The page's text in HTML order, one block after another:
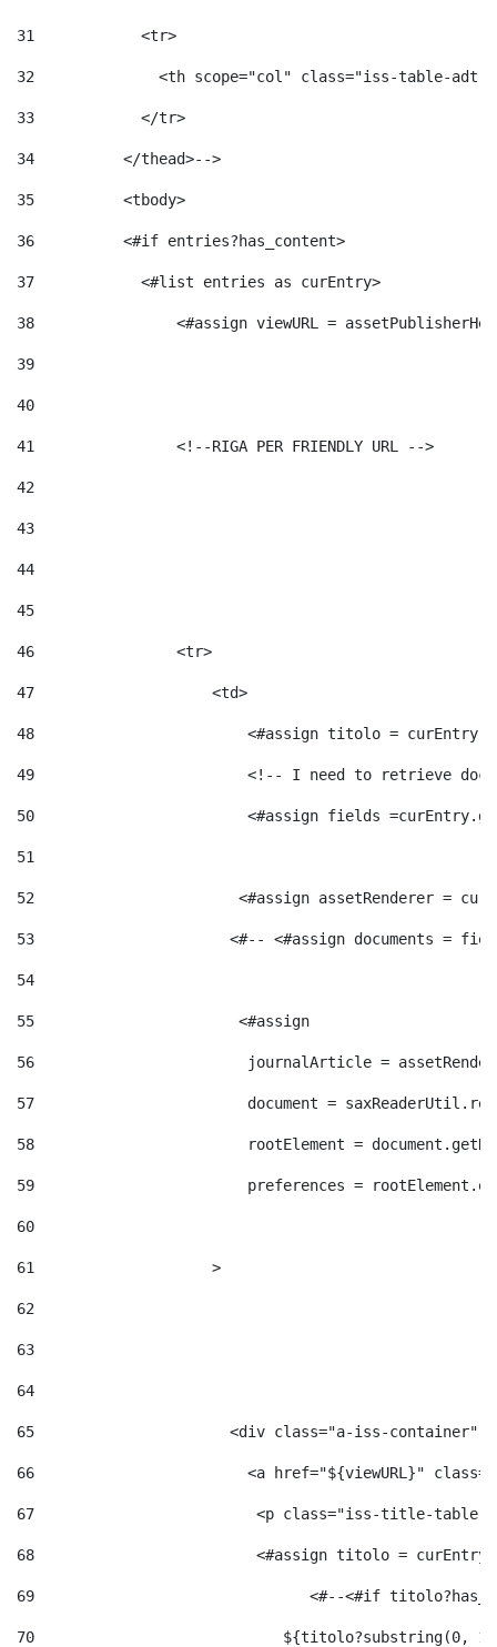
31
            <tr>
32
<th scope="col" class="iss-table-
33
            </tr>
34
          </thead>-->
35
          <tbody>
36
          <#if entries?has_content>
37
            <#list entries as curEntry>
38
<#assign viewURL =
39
40
41
                <!--RIGA PER FRIENDLY URL -->
42
43
44
45
46
                <tr>
47
                    <td>
48
<#assign titolo =
49
<!-- I need to retrieve
50
<#assign fields
51
52
<#assign assetRenderer =
53
<#-- <#assign documents =
54
55
                       <#assign
56
journalArticle =
57
document =
58
rootElement =
59
preferences =
60
61
                    >
62
63
64
65
<div class="a-iss-container"
66
<a href="${viewURL}"
67
<p class="iss-title-
68
<#assign titolo =
69
<#--
70
${titolo?substring(0,